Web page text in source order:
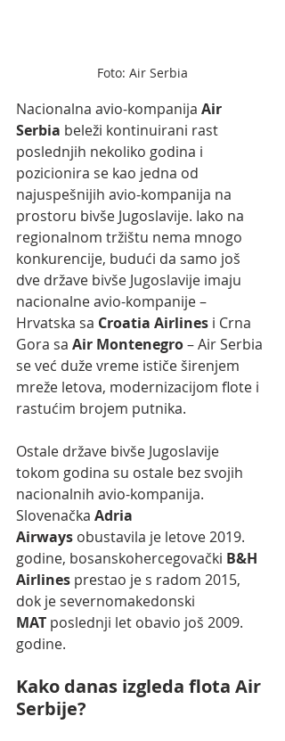
Foto: Air Serbia
Nacionalna avio-kompanija Air
Serbia beleži kontinuirani rast
poslednjih nekoliko godina i
pozicionira se kao jedna od
najuspešnijih avio-kompanija na
prostoru bivše Jugoslavije. Iako na
regionalnom tržištu nema mnogo
konkurencije, budući da samo još
dve države bivše Jugoslavije imaju
nacionalne avio-kompanije –
Hrvatska sa Croatia Airlines i Crna
Gora sa Air Montenegro – Air Serbia
se već duže vreme ističe širenjem
mreže letova, modernizacijom flote i
rastućim brojem putnika.
Ostale države bivše Jugoslavije
tokom godina su ostale bez svojih
nacionalnih avio-kompanija.
Slovenačka Adria
Airways obustavila je letove 2019.
godine, bosanskohercegovački B&H
Airlines prestao je s radom 2015,
dok je severnomakedonski
MAT poslednji let obavio još 2009.
godine.
Kako danas izgleda flota Air
Serbije?